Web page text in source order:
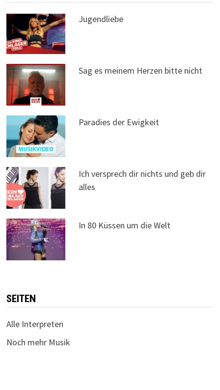
Jugendliebe
Sag es meinem Herzen bitte nicht
Paradies der Ewigkeit
Ich versprech dir nichts und geb dir
alles
In 80 Küssen um die Welt
SEITEN
Alle Interpreten
Noch mehr Musik